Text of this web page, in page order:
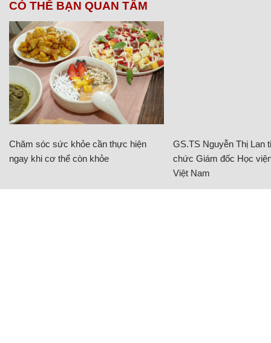
CÓ THỂ BẠN QUAN TÂM
Chăm sóc sức khỏe cần thực hiện
ngay khi cơ thể còn khỏe
GS.TS Nguyễn Thị Lan
chức Giám đốc Học
Việt Nam